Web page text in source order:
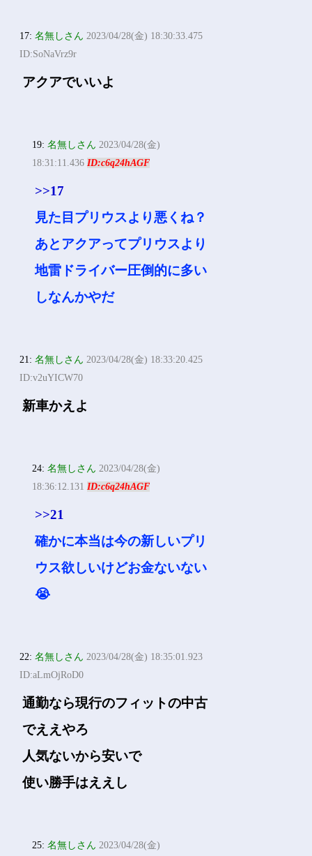
17:名無しさん 2023/04/28(金) 18:30:33.475
ID:SoNaVrz9r
アクアでいいよ
19:名無しさん 2023/04/28(金)
18:31:11.436ID:c6q24hAGF
>>17
見た目プリウスより悪くね？
あとアクアってプリウスより
地雷ドライバー圧倒的に多い
しなんかやだ
21:名無しさん 2023/04/28(金) 18:33:20.425
ID:v2uYICW70
新車かえよ
24:名無しさん 2023/04/28(金)
18:36:12.131ID:c6q24hAGF
>>21
確かに本当は今の新しいプリ
ウス欲しいけどお金ないない
😭
22:名無しさん 2023/04/28(金) 18:35:01.923
ID:aLmOjRoD0
通勤なら現行のフィットの中古
でええやろ
人気ないから安いで
使い勝手はええし
25:名無しさん 2023/04/28(金)